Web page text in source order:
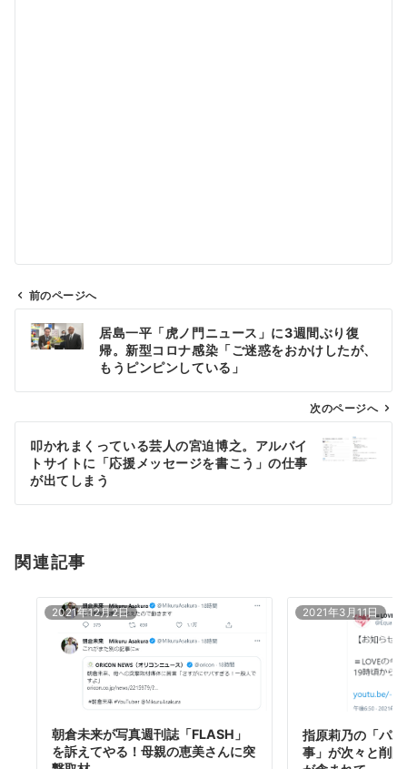
ビ
ン
前のページへ
居島一平「虎ノ門ニュース」に3週間ぶり復
帰。新型コロナ感染「ご迷惑をおかけしたが、
もうピンピンしている」
次のページへ
叩かれまくっている芸人の宮迫博之。アルバイ
トサイトに「応援メッセージを書こう」の仕事
が出てしまう
関連記事
2021年12月2日
朝倉未来が写真週刊誌「FLASH」
を訴えてやる！母親の恵美さんに突
2021年3月11日
指原莉乃の「パ
事」が次々と削